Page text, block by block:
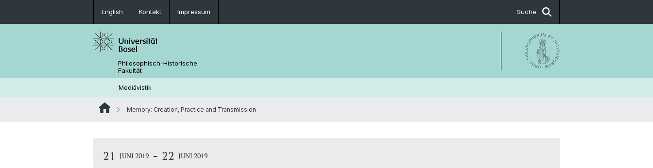
English Kontakt Impressum Suche
Philosophisch-Historische
Fakultät
Mediävistik
Memory: Creation, Practice and Transmission
21 JUNI 2019 - 22 JUNI 2019